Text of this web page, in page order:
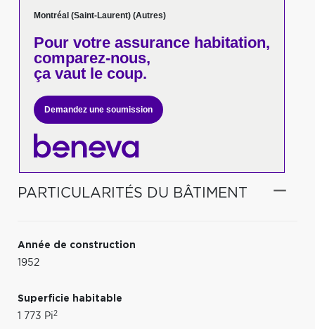
Montréal (Saint-Laurent) (Autres)
Pour votreassurance habitation,
comparez-nous,
ça vaut le coup.
Demandez une soumission
PARTICULARITÉS DU BÂTIMENT
Année de construction
1952
Superficie habitable
1 773 Pi2